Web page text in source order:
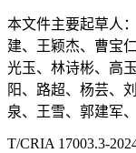
本文件主要起草人
建、王颖杰、曹宝
光玉、林诗彬、高
阳、路超、杨芸、
泉、王雪、郭建军
T/CRIA 17003.3-